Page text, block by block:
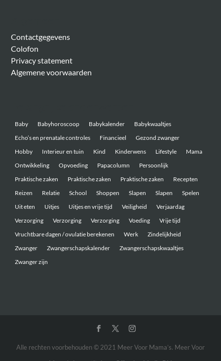
Contactgegevens
Colofon
Privacy statement
Algemene voorwaarden
Baby Babyhoroscoop Babykalender
Babykwaaltjes
Echo’s en prenatale controles
Financieel
Gezond zwanger
Hobby
Interieur en tuin Kind Kinderwens Lifestyle
Mama
Ontwikkeling
Opvoeding Papacolumn
Persoonlijk
Praktische zaken
Praktische zaken Praktische zaken
Recepten
Reizen
Relatie School Shoppen Slapen Slapen
Spelen
Uit eten
Uitjes Uitjes en vrije tijd Veiligheid
Verjaardag
Verzorging
Verzorging Verzorging Voeding
Vrije tijd
Vruchtbare dagen / ovulatie berekenen
Werk
Zindelijkheid
Zwanger
Zwangerschapskalender
Zwangerschapskwaaltjes
Zwanger zijn
Alle rechten voorbehouden © 2021 Meer Voor Mama’s. Meer Voor